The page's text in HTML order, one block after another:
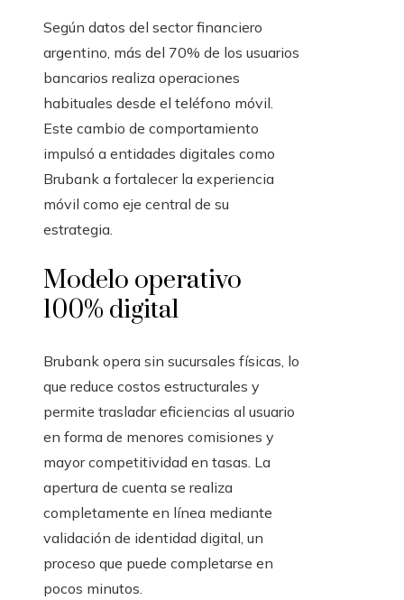
Según datos del sector financiero
argentino, más del 70% de los usuarios
bancarios realiza operaciones
habituales desde el teléfono móvil.
Este cambio de comportamiento
impulsó a entidades digitales como
Brubank a fortalecer la experiencia
móvil como eje central de su
estrategia.
Modelo operativo
100% digital
Brubank opera sin sucursales físicas, lo
que reduce costos estructurales y
permite trasladar eficiencias al usuario
en forma de menores comisiones y
mayor competitividad en tasas. La
apertura de cuenta se realiza
completamente en línea mediante
validación de identidad digital, un
proceso que puede completarse en
pocos minutos.